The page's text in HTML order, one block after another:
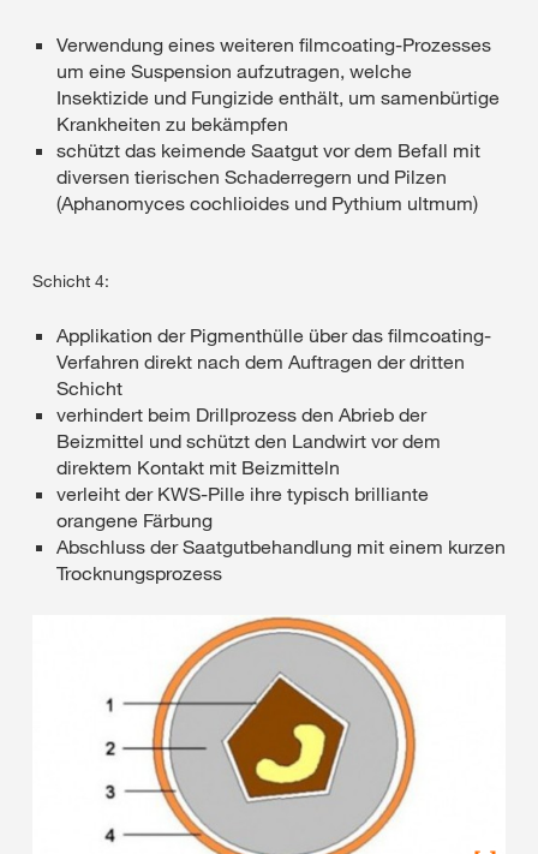
Verwendung eines weiteren filmcoating-Prozesses
um eine Suspension aufzutragen, welche
Insektizide und Fungizide enthält, um samenbürtige
Krankheiten zu bekämpfen
schützt das keimende Saatgut vor dem Befall mit
diversen tierischen Schaderregern und Pilzen
(Aphanomyces cochlioides und Pythium ultmum)
Schicht 4:
Applikation der Pigmenthülle über das filmcoating-
Verfahren direkt nach dem Auftragen der dritten
Schicht
verhindert beim Drillprozess den Abrieb der
Beizmittel und schützt den Landwirt vor dem
direktem Kontakt mit Beizmitteln
verleiht der KWS-Pille ihre typisch brilliante
orangene Färbung
Abschluss der Saatgutbehandlung mit einem kurzen
Trocknungsprozess